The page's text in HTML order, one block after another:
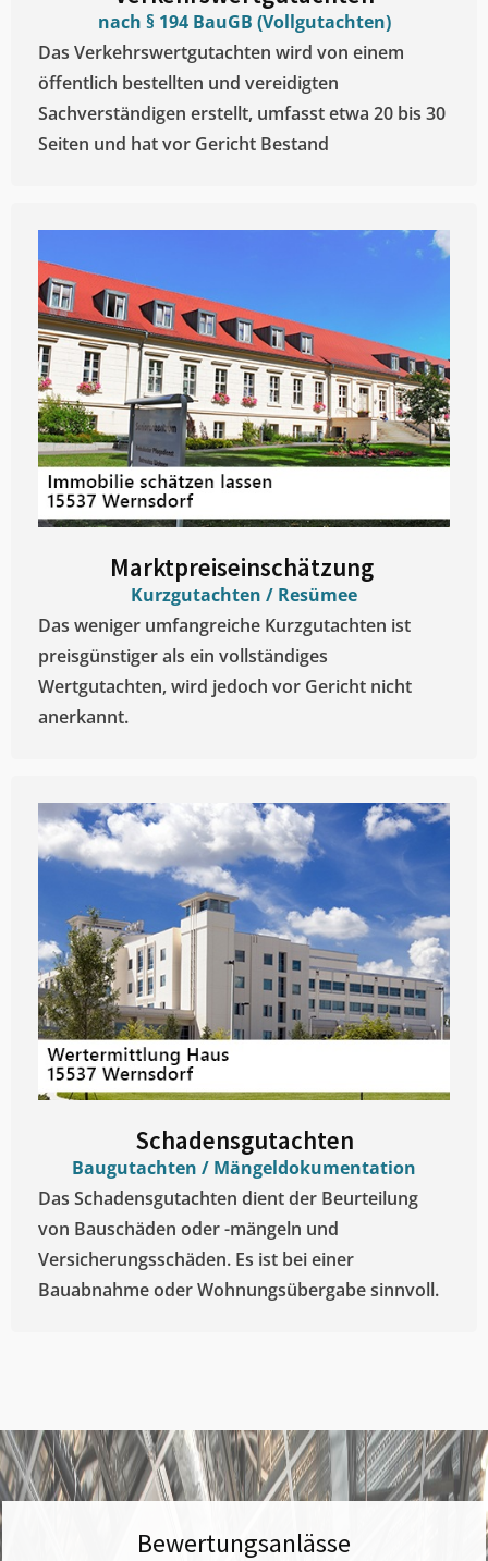
nach § 194 BauGB (Vollgutachten)
Das Verkehrswertgutachten wird von einem
öffentlich bestellten und vereidigten
Sachverständigen erstellt, umfasst etwa 20 bis 30
Seiten und hat vor Gericht Bestand
Marktpreiseinschätzung ​
Kurzgutachten / Resümee
Das weniger umfangreiche Kurzgutachten ist
preisgünstiger als ein vollständiges
Wertgutachten, wird jedoch vor Gericht nicht
anerkannt.
Schadensgutachten
Baugutachten / Mängeldokumentation
Das Schadensgutachten dient der Beurteilung
von Bauschäden oder -mängeln und
Versicherungsschäden. Es ist bei einer
Bauabnahme oder Wohnungsübergabe sinnvoll.
Bewertungsanlässe